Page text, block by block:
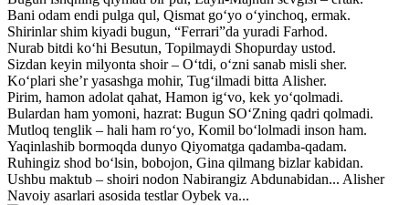
Bani odam endi pulga qul, Qismat go‘yo o‘yinchoq, ermak.
Shirinlar shim kiyadi bugun, “Ferrari”da yuradi Farhod.
Nurab bitdi ko‘hi Besutun, Topilmaydi Shopurday ustod.
Sizdan keyin milyonta shoir – O‘tdi, o‘zni sanab misli sher.
Ko‘plari she’r yasashga mohir, Tug‘ilmadi bitta Alisher.
Pirim, hamon adolat qahat, Hamon ig‘vo, kek yo‘qolmadi.
Bulardan ham yomoni, hazrat: Bugun SO‘Zning qadri qolmadi.
Mutloq tenglik – hali ham ro‘yo, Komil bo‘lolmadi inson ham.
Yaqinlashib bormoqda dunyo Qiyomatga qadamba-qadam.
Ruhingiz shod bo‘lsin, bobojon, Gina qilmang bizlar kabidan.
Ushbu maktub – shoiri nodon Nabirangiz Abdunabidan... Alisher
Navoiy asarlari asosida testlar Oybek va...